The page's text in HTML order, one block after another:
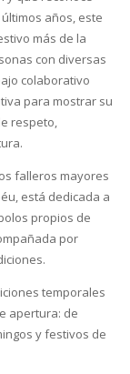
años, este
más de la
con diversas
colaborativo
para mostrar su
respeto,
falleros mayores
está dedicada a
propios de
por
temporales
apertura: de
y festivos de